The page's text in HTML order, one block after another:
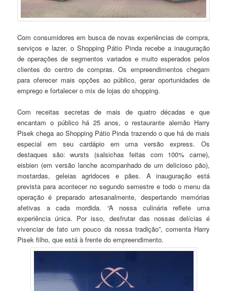
Com consumidores em busca de novas experiências de compra,
serviços e lazer, o Shopping Pátio Pinda recebe a inauguração
de operações de segmentos variados e muito esperados pelos
clientes do centro de compras. Os empreendimentos chegam
para oferecer mais opções ao público, gerar oportunidades de
emprego e fortalecer o mix de lojas do shopping.
Com receitas secretas de mais de quatro décadas e que
encantam o público há 25 anos, o restaurante alemão Harry
Pisek chega ao Shopping Pátio Pinda trazendo o que há de mais
especial em seu cardápio em uma versão express. Os
destaques são: wursts (salsichas feitas com 100% carne),
eisbien (em versão lanche acompanhado de um delicioso pão),
mostardas, geleias agridoces e pães. A inauguração está
prevista para acontecer no segundo semestre e todo o menu da
operação é preparado artesanalmente, despertando memórias
afetivas a cada mordida. “A nossa culinária reflete uma
experiência única. Por isso, desfrutar das nossas delícias é
vivenciar de fato um pouco da nossa tradição”, comenta Harry
Pisek filho, que está à frente do empreendimento.